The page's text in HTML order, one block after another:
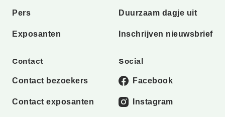
Pers
Exposanten
Duurzaam dagje uit
Inschrijven nieuwsbrief
Contact
Contact bezoekers
Contact exposanten
Social
Facebook
Instagram